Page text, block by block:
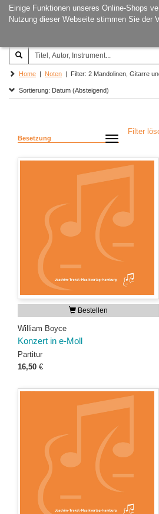
Einige Funktionen unseres Online-Shops
Nutzung dieser Webseite stimmen Sie der
Joachim‐Trekel‐Musikverlag,
Hamburg
Home | Noten | Filter: 2 Mandolinen, Gitarre
Sortierung: Datum (Absteigend)
Besetzung
Filter
Bestellen
William Boyce
Konzert in e-Moll
Partitur
16,50 €